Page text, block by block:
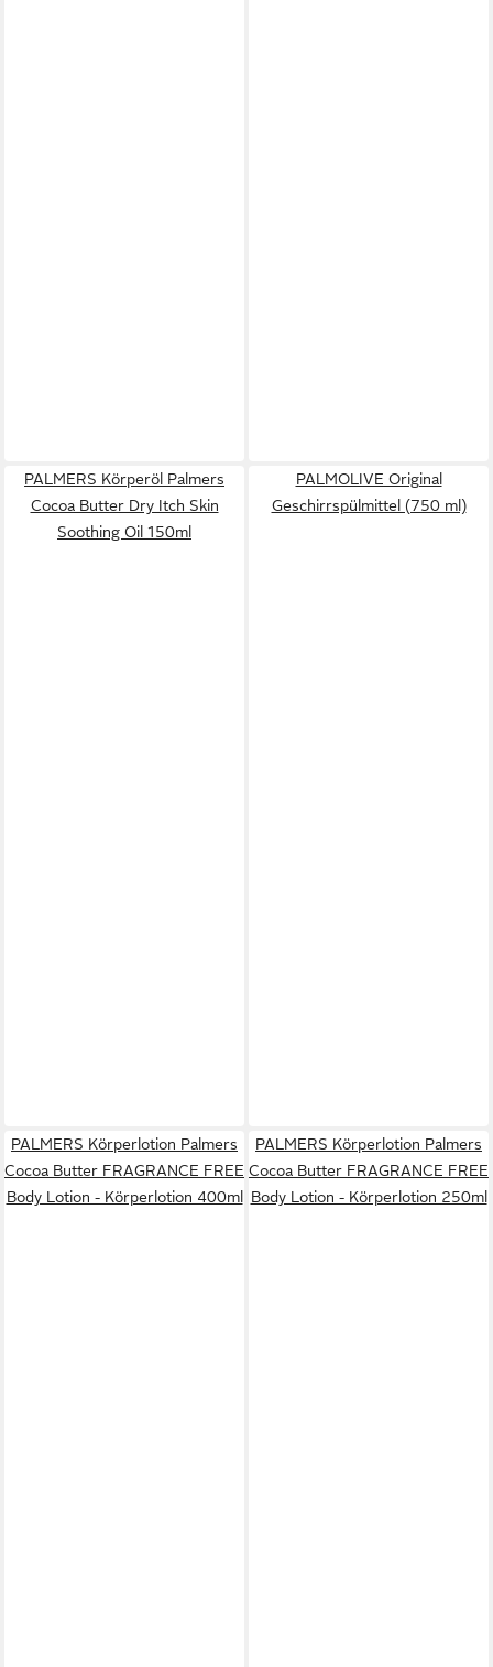
PALMERS Körperöl Palmers
Cocoa Butter Dry Itch Skin
Soothing Oil 150ml
PALMOLIVE Original
Geschirrspülmittel (750 ml)
PALMERS Körperlotion Palmers
Cocoa Butter FRAGRANCE FREE
Body Lotion - Körperlotion 400ml
PALMERS Körperlotion Palmers
Cocoa Butter FRAGRANCE FREE
Body Lotion - Körperlotion 250ml